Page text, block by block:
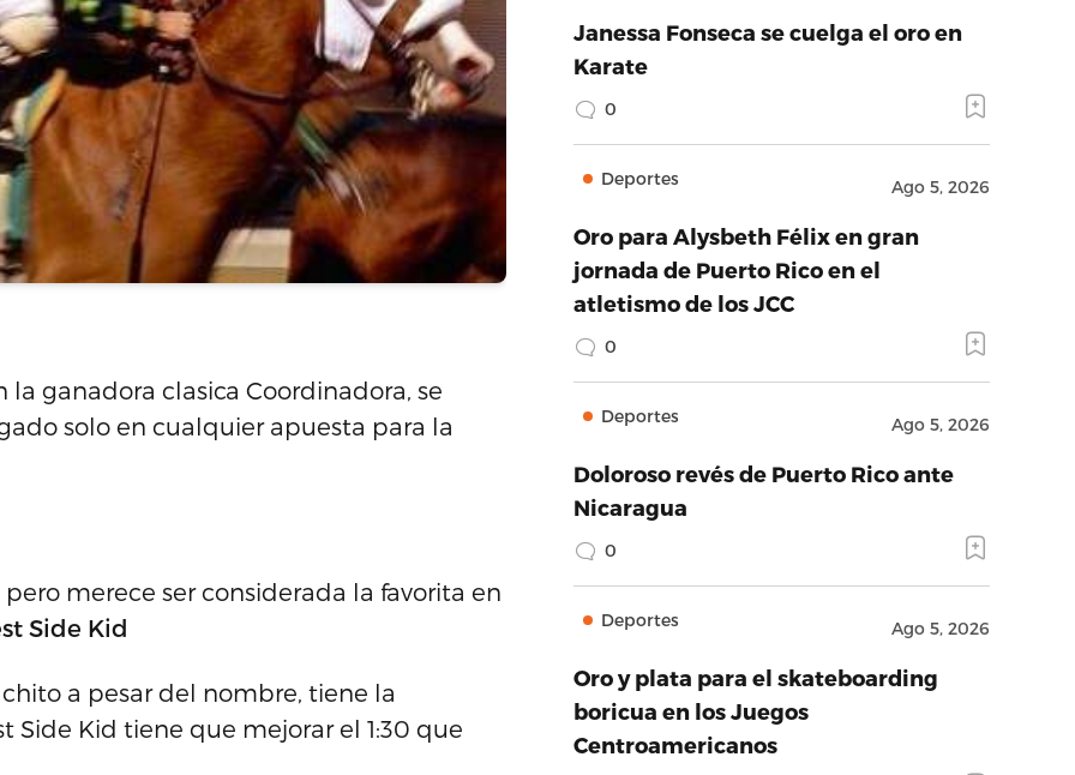
ganadora clasica Coordinadora, se
solo en cualquier apuesta para la
merece ser considerada la favorita en
Side Kid
a pesar del nombre, tiene la
Side Kid tiene que mejorar el 1:30 que
Janessa Fonseca se cuelga el oro en
Karate
0
Deportes Ago 5, 2026
Oro para Alysbeth Félix en gran
jornada de Puerto Rico en el
atletismo de los JCC
0
Deportes Ago 5, 2026
Doloroso revés de Puerto Rico ante
Nicaragua
0
Deportes Ago 5, 2026
Oro y plata para el skateboarding
boricua en los Juegos
Centroamericanos